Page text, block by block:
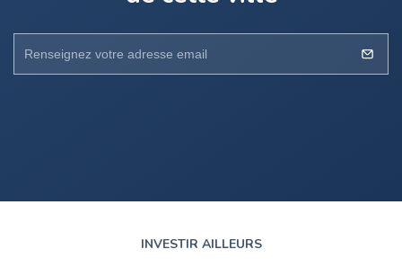
INVESTIR AILLEURS